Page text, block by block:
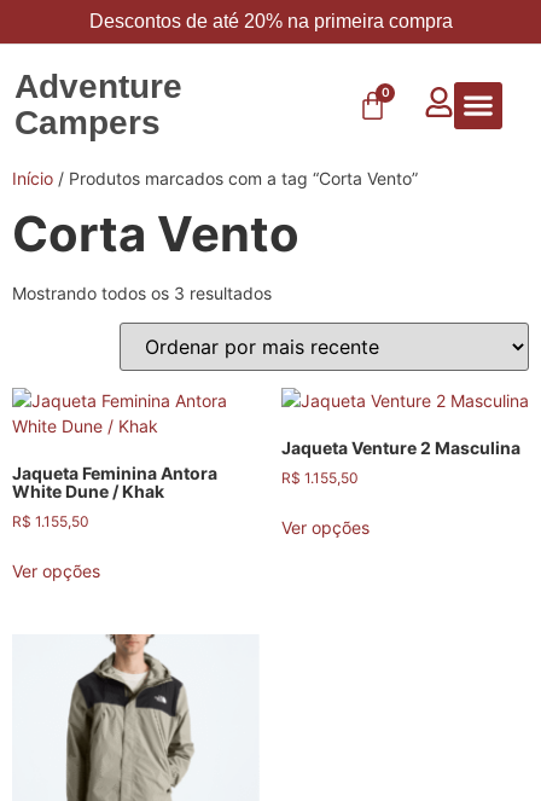
Descontos de até 20% na primeira compra
Adventure
Campers
0
Início / Produtos marcados com a tag “Corta Vento”
Corta Vento
Mostrando todos os 3 resultados
Jaqueta Feminina Antora
White Dune / Khak
R$ 1.155,50
Ver opções
Jaqueta Venture 2 Masculina
R$ 1.155,50
Ver opções